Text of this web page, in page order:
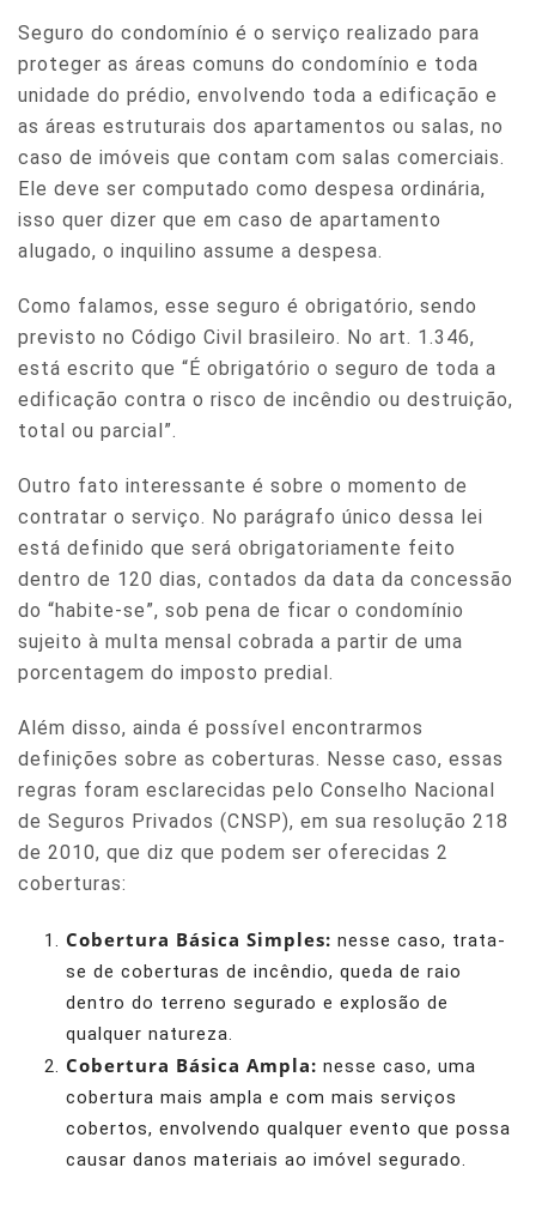
Seguro do condomínio é o serviço realizado para
proteger as áreas comuns do condomínio e toda
unidade do prédio, envolvendo toda a edificação e
as áreas estruturais dos apartamentos ou salas, no
caso de imóveis que contam com salas comerciais.
Ele deve ser computado como despesa ordinária,
isso quer dizer que em caso de apartamento
alugado, o inquilino assume a despesa.
Como falamos, esse seguro é obrigatório, sendo
previsto no Código Civil brasileiro. No art. 1.346,
está escrito que “É obrigatório o seguro de toda a
edificação contra o risco de incêndio ou destruição,
total ou parcial”.
Outro fato interessante é sobre o momento de
contratar o serviço. No parágrafo único dessa lei
está definido que será obrigatoriamente feito
dentro de 120 dias, contados da data da concessão
do “habite-se”, sob pena de ficar o condomínio
sujeito à multa mensal cobrada a partir de uma
porcentagem do imposto predial.
Além disso, ainda é possível encontrarmos
definições sobre as coberturas. Nesse caso, essas
regras foram esclarecidas pelo Conselho Nacional
de Seguros Privados (CNSP), em sua resolução 218
de 2010, que diz que podem ser oferecidas 2
coberturas:
Cobertura Básica Simples: nesse caso, trata-
se de coberturas de incêndio, queda de raio
dentro do terreno segurado e explosão de
qualquer natureza.
Cobertura Básica Ampla: nesse caso, uma
cobertura mais ampla e com mais serviços
cobertos, envolvendo qualquer evento que possa
causar danos materiais ao imóvel segurado.